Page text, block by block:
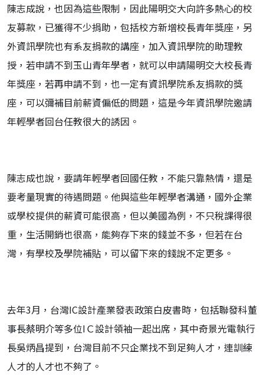
陳志成說，也因為這些限制，因此陽明交大向許多熱心的校
友募款，已獲得不少捐助，包括校方新增校長青年獎座，另
外資訊學院也有系友捐款的講座，加入資訊學院的助理教
授，若申請不到玉山青年學者，就可以申請陽明交大校長青
年獎座，若再申請不到，也一定有資訊學院系友捐款的獎
座，可以彌補目前薪資偏低的問題，這是今年資訊學院邀請
年輕學者回台任教很大的誘因。
陳志成也說，要請年輕學者回國任教，不能只靠熱情，還是
要考量現實的待遇問題。他與這些年輕學者溝通，國外企業
或學校提供的薪資可能很高，但以美國為例，不只稅課得很
重，生活開銷也很高，能夠存下來的錢並不多，但若在台
灣，有學校及學院補貼，可以留下來的錢說不定更多。
去年3月，台灣IC設計產業發表政策白皮書時，包括聯發科董
事長蔡明介等多位IＣ設計領袖一起出席，其中奇景光電執行
長吳炳昌提到，台灣目前不只企業找不到足夠人才，連訓練
人才的人才也不夠了。